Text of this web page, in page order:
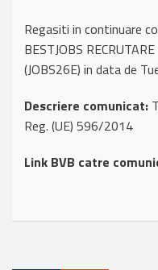
Regasiti in continuare
BESTJOBS
(JOBS26E) in data de
Descriere comunicat:
Reg. (UE) 596/2014
Link BVB catre